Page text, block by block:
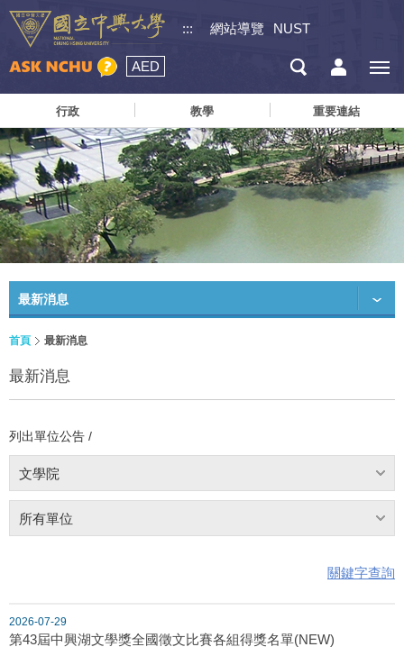
::: 網站導覽 NUST
AED
行政 教學 重要連結
最新消息
首頁 最新消息
最新消息
列出單位公告 /
文學院
所有單位
關鍵字查詢
2026-07-29
第43屆中興湖文學獎全國徵文比賽各組得獎名單(NEW)